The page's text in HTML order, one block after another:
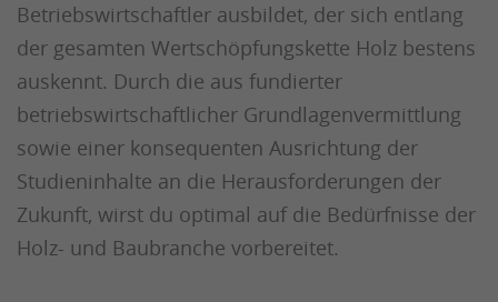
Betriebswirtschaftler ausbildet, der sich entlang
der gesamten Wertschöpfungskette Holz bestens
auskennt. Durch die aus fundierter
betriebswirtschaftlicher Grundlagenvermittlung
sowie einer konsequenten Ausrichtung der
Studieninhalte an die Herausforderungen der
Zukunft, wirst du optimal auf die Bedürfnisse der
Holz- und Baubranche vorbereitet.